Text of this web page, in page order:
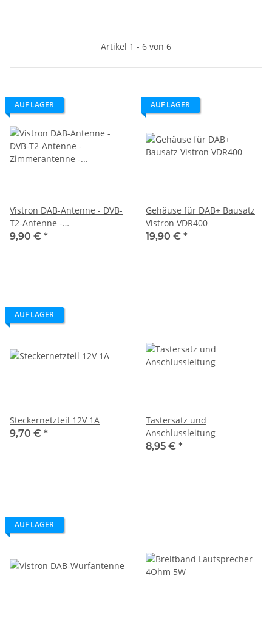
Artikel 1 - 6 von 6
AUF LAGER
Vistron DAB-Antenne - DVB-
T2-Antenne -
Zimmerantenne - Stab-
9,90 € *
AUF LAGER
Gehäuse für DAB+ Bausatz
Vistron VDR400
19,90 € *
AUF LAGER
Steckernetzteil 12V 1A
9,70 € *
Tastersatz und
Anschlussleitung
8,95 € *
AUF LAGER